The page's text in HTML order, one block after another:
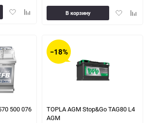
ДобавитьДобавить
Добавить
В корзину
500 076
−18%
TOPLA AGM Stop&Go TAG80 L4
AGM